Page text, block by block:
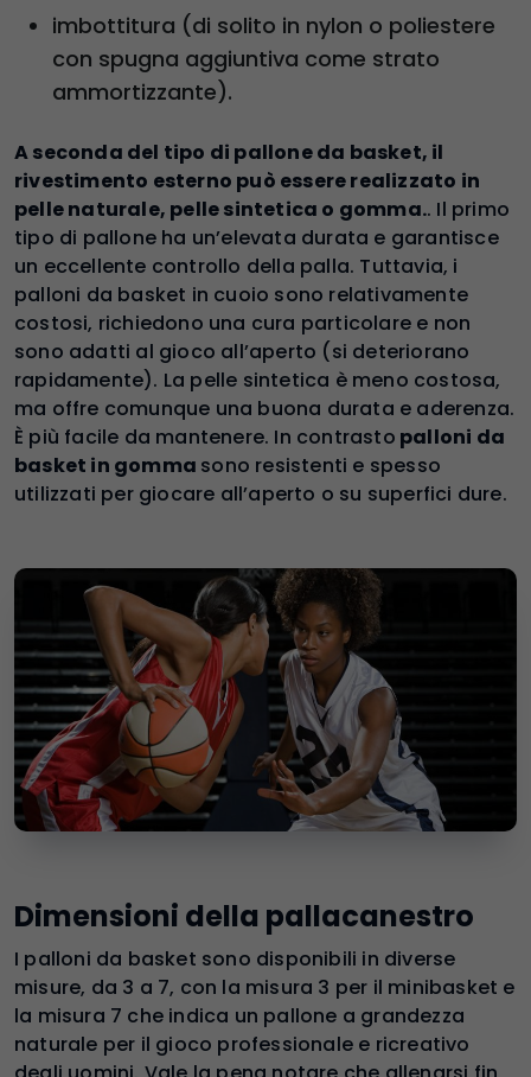
imbottitura (di solito in nylon o poliestere
con spugna aggiuntiva come strato
ammortizzante).
A seconda del tipo di pallone da basket, il
rivestimento esterno può essere realizzato in
pelle naturale, pelle sintetica o gomma.. Il primo
tipo di pallone ha un’elevata durata e garantisce
un eccellente controllo della palla. Tuttavia, i
palloni da basket in cuoio sono relativamente
costosi, richiedono una cura particolare e non
sono adatti al gioco all’aperto (si deteriorano
rapidamente). La pelle sintetica è meno costosa,
ma offre comunque una buona durata e aderenza.
È più facile da mantenere. In contrasto palloni da
basket in gomma sono resistenti e spesso
utilizzati per giocare all’aperto o su superfici dure.
Dimensioni della pallacanestro
I palloni da basket sono disponibili in diverse
misure, da 3 a 7, con la misura 3 per il minibasket e
la misura 7 che indica un pallone a grandezza
naturale per il gioco professionale e ricreativo